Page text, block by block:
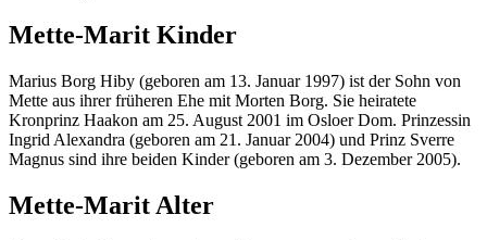
Mette-Marit Kinder
Marius Borg Hiby (geboren am 13. Januar 1997) ist der Sohn von
Mette aus ihrer früheren Ehe mit Morten Borg. Sie heiratete
Kronprinz Haakon am 25. August 2001 im Osloer Dom. Prinzessin
Ingrid Alexandra (geboren am 21. Januar 2004) und Prinz Sverre
Magnus sind ihre beiden Kinder (geboren am 3. Dezember 2005).
Mette-Marit Alter